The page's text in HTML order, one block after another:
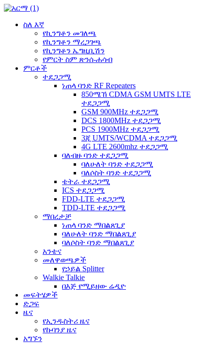
ስለ እኛ
የኪንግቶን መገለጫ
የኪንግቶን ማረጋገጫ
የኪንግቶን ኤግዚቢሽን
የምርት ስም ጽንሰ-ሐሳብ
ምርቶች
ተደጋጋሚ
ነጠላ ባንድ RF Repeaters
850ሜኸ CDMA GSM UMTS LTE
ተደጋጋሚ
GSM 900MHz ተደጋጋሚ
DCS 1800MHz ተደጋጋሚ
PCS 1900MHz ተደጋጋሚ
3ጂ UMTS/WCDMA ተደጋጋሚ
4G LTE 2600mhz ተደጋጋሚ
ባለብዙ ባንድ ተደጋጋሚ
ባለሁለት ባንድ ተደጋጋሚ
ባለሶስት ባንድ ተደጋጋሚ
ቴትራ ተደጋጋሚ
ICS ተደጋጋሚ
FDD-LTE ተደጋጋሚ
TDD-LTE ተደጋጋሚ
ማበረታቻ
ነጠላ ባንድ ማበልጸጊያ
ባለሁለት ባንድ ማበልጸጊያ
ባለሶስት ባንድ ማበልጸጊያ
አንቴና
መለዋወጫዎች
የኃይል Splitter
Walkie Talkie
በእጅ የሚይዘው ሬዲዮ
መፍትሄዎች
ድጋፍ
ዜና
የኢንዱስትሪ ዜና
የኩባንያ ዜና
አግኙን